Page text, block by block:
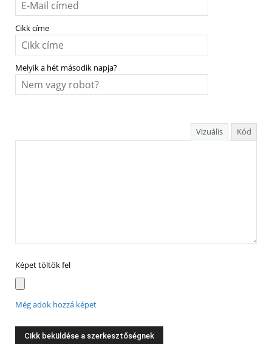
Cikk címe
Melyik a hét második napja?
Vizuális Kód
Képet töltök fel
Még adok hozzá képet